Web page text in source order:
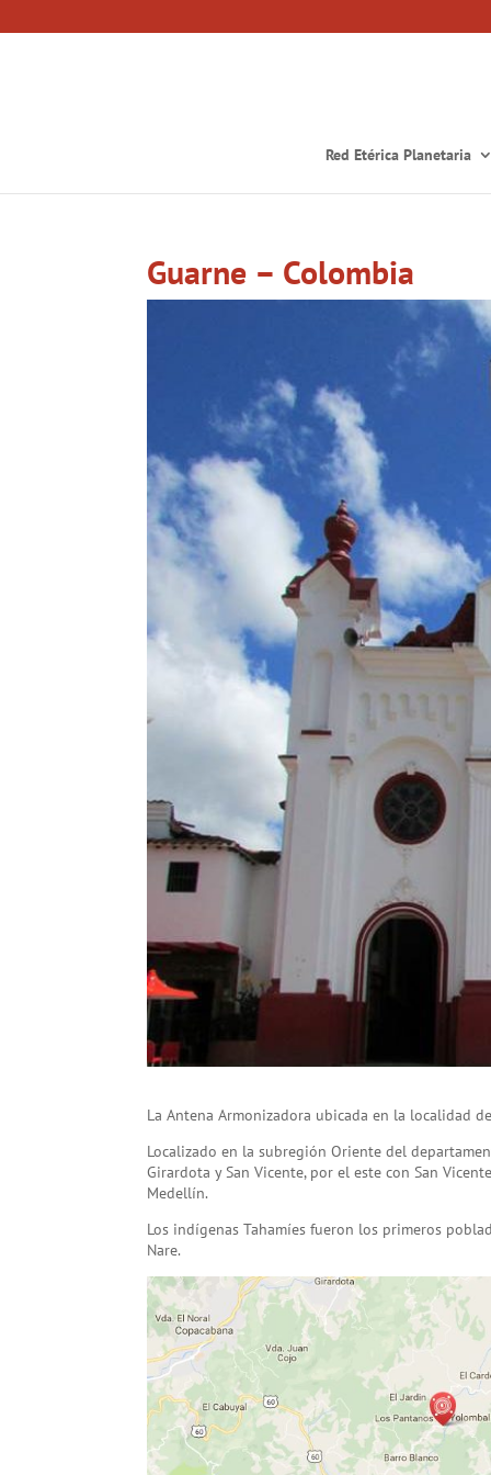
Red Etérica Planetaria
Guarne – Colombia
La Antena Armonizadora ubicada en la localidad
Localizado en la subregión Oriente del
Girardota y San Vicente, por el este con San
Medellín.
Los indígenas Tahamíes fueron los primeros
Nare.